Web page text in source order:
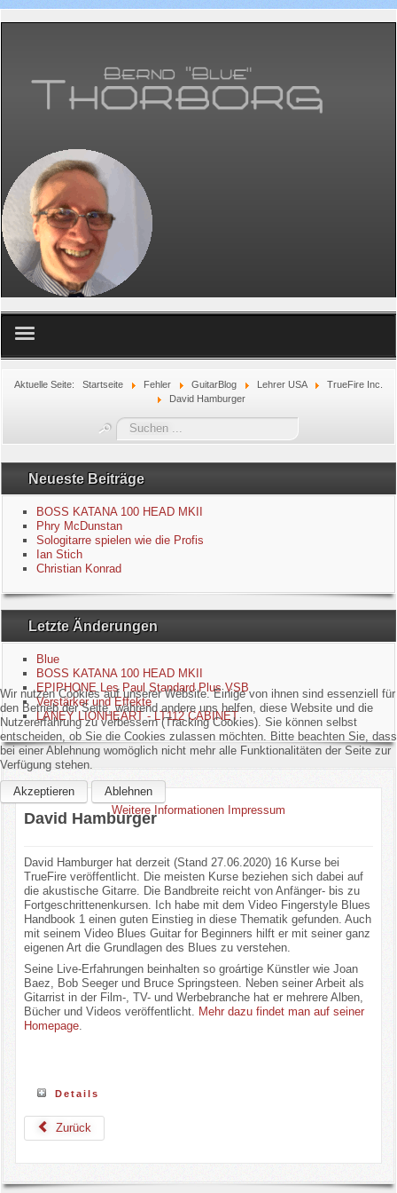
Equipment
GuitarBlog
Kontakt
Impressum
Datenschutzerklärung
Links
Gästebuch
Aktuelle Seite: Startseite Fehler GuitarBlog Lehrer USA
TrueFire Inc.
David Hamburger
Suchen
...
Neueste Beiträge
BOSS KATANA 100 HEAD MKII
Phry McDunstan
Sologitarre spielen wie die Profis
Ian Stich
Christian Konrad
Letzte Änderungen
Blue
BOSS KATANA 100 HEAD MKII
EPIPHONE Les Paul Standard Plus VSB
Verstärker und Effekte
LANEY LIONHEART - LT112 CABINET
David Hamburger
David Hamburger hat derzeit (Stand 27.06.2020) 16 Kurse bei
TrueFire veröffentlicht. Die meisten Kurse beziehen sich dabei auf
die akustische Gitarre. Die Bandbreite reicht von Anfänger- bis zu
Fortgeschrittenenkursen. Ich habe mit dem Video Fingerstyle Blues
Handbook 1 einen guten Einstieg in diese Thematik gefunden. Auch
mit seinem Video Blues Guitar for Beginners hilft er mit seiner ganz
eigenen Art die Grundlagen des Blues zu verstehen.
Seine Live-Erfahrungen beinhalten so groártige Künstler wie Joan
Baez, Bob Seeger und Bruce Springsteen. Neben seiner Arbeit als
Gitarrist in der Film-, TV- und Werbebranche hat er mehrere Alben,
Bücher und Videos veröffentlicht. Mehr dazu findet man auf seiner
Homepage.
Details
Zurück
Wir nutzen Cookies auf unserer Website. Einige von ihnen sind essenziell für
den Betrieb der Seite, während andere uns helfen, diese Website und die
Nutzererfahrung zu verbessern (Tracking Cookies). Sie können selbst
entscheiden, ob Sie die Cookies zulassen möchten. Bitte beachten Sie, dass
bei einer Ablehnung womöglich nicht mehr alle Funktionalitäten der Seite zur
Verfügung stehen.
Akzeptieren
Ablehnen
Weitere Informationen Impressum